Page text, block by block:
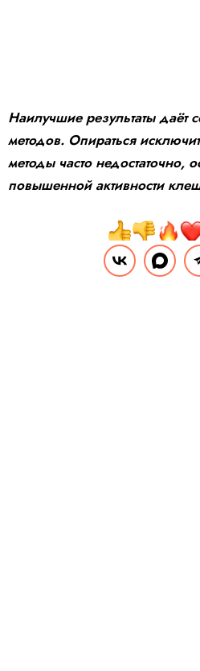
Наилучшие результаты даёт
методов. Опираться
методы часто недостаточно,
повышенной активности